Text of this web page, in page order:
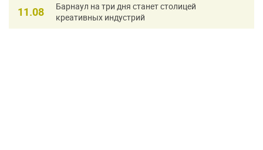
11.08
Барнаул на три дня станет столицей
креативных индустрий